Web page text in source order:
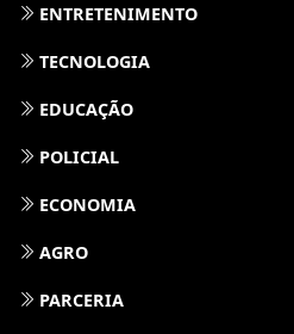
ENTRETENIMENTO
TECNOLOGIA
EDUCAÇÃO
POLICIAL
ECONOMIA
AGRO
PARCERIA